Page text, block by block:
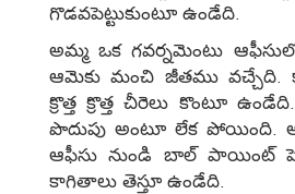
గొడవపెట్టుకుంటూ ఉండేది.
అమ్మ ఒక గవర్నమెంటు
ఆమెకు మంచి జీతము వచ్చేది.
క్రొత్త క్రొత్త చీరెలు కొంటూ
పొదుపు అంటూ లేక పోయింది.
ఆఫీసు నుండి బాల్‌ పాయింట్‌
కాగితాలు తెస్తూ ఉండేది.